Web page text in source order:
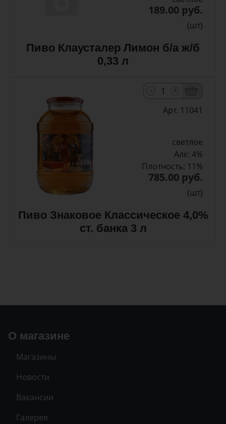
189.00 руб.
(шт)
Пиво Клаусталер Лимон б/а ж/б
0,33 л
Арт. 11041
светлое
Алк: 4%
Плотность: 11%
785.00 руб.
(шт)
Пиво Знаковое Классическое 4,0%
ст. банка 3 л
О магазине
Магазины
Новости
Вакансии
Галерея